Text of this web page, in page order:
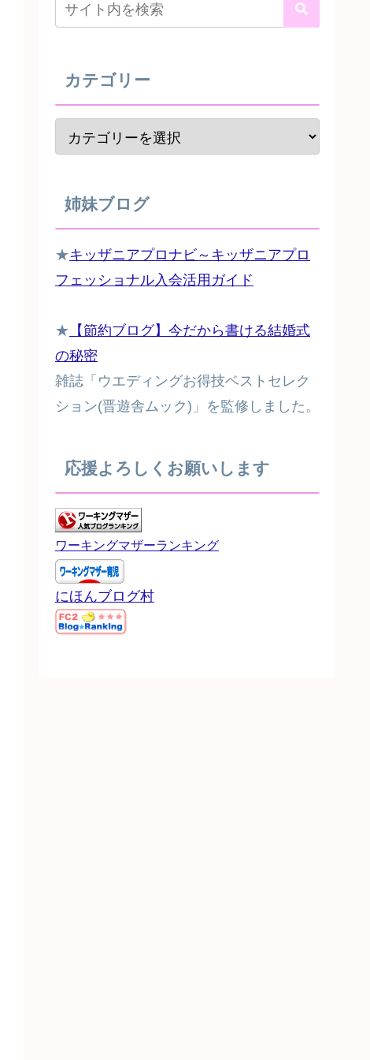
カテゴリー
姉妹ブログ
★キッザニアプロナビ～キッザニアプロ
フェッショナル入会活用ガイド
★ 【節約ブログ】今だから書ける結婚式
の秘密
雑誌「ウエディングお得技ベストセレク
ション(晋遊舎ムック)」を監修しました。
応援よろしくお願いします
ワーキングマザーランキング
にほんブログ村